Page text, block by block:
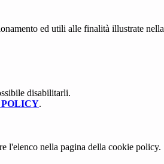
ed utili alle finalità illustrate nella
disabilitarli.
.
l'elenco nella pagina della cookie policy.